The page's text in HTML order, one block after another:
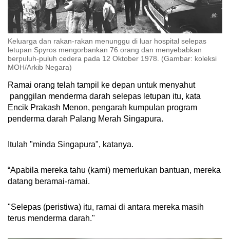
Keluarga dan rakan-rakan menunggu di luar hospital selepas
letupan Spyros mengorbankan 76 orang dan menyebabkan
berpuluh-puluh cedera pada 12 Oktober 1978. (Gambar: koleksi
MOH/Arkib Negara)
Ramai orang telah tampil ke depan untuk menyahut
panggilan menderma darah selepas letupan itu, kata
Encik Prakash Menon, pengarah kumpulan program
penderma darah Palang Merah Singapura.
Itulah "minda Singapura", katanya.
“Apabila mereka tahu (kami) memerlukan bantuan, mereka
datang beramai-ramai.
"Selepas (peristiwa) itu, ramai di antara mereka masih
terus menderma darah."